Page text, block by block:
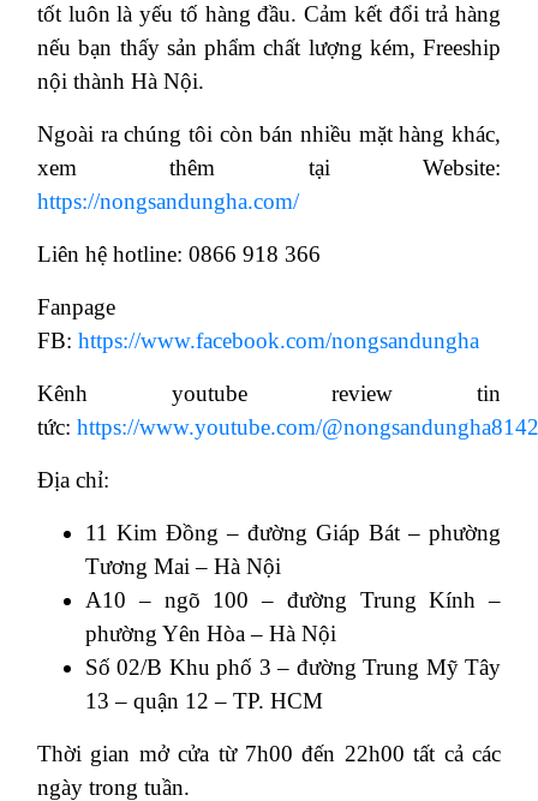
tốt luôn là yếu tố hàng đầu. Cảm kết đổi trả hàng
nếu bạn thấy sản phẩm chất lượng kém, Freeship
nội thành Hà Nội.
Ngoài ra chúng tôi còn bán nhiều mặt hàng khác,
xem thêm tại Website:
https://nongsandungha.com/
Liên hệ hotline: 0866 918 366
Fanpage
FB: https://www.facebook.com/nongsandungha
Kênh youtube review tin
tức: https://www.youtube.com/
Địa chỉ:
11 Kim Đồng – đường Giáp Bát – phường
Tương Mai – Hà Nội
A10 – ngõ 100 – đường Trung Kính –
phường Yên Hòa – Hà Nội
Số 02/B Khu phố 3 – đường Trung Mỹ Tây
13 – quận 12 – TP. HCM
Thời gian mở cửa từ 7h00 đến 22h00 tất cả các
ngày trong tuần.